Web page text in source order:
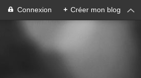
Connexion + Créer mon blog